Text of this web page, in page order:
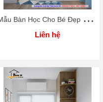
M
ẫu Bàn Học Cho Bé Đẹp Rẻ Home 3D
Liên hệ